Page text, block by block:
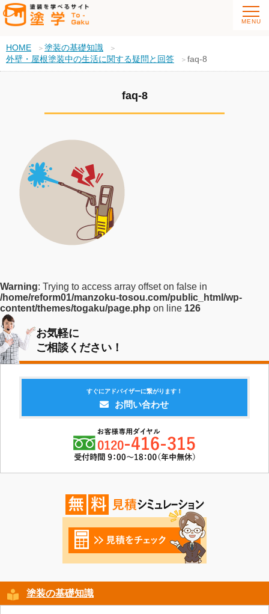
HOME
塗装の基礎知識
外壁・屋根塗装中の生活に関する疑問と回答
faq-8
faq-8
Warning: Trying to access array offset on false in
/home/reform01/manzoku-tosou.com/public_html/wp-
content/themes/togaku/page.php on line 126
お気軽に
ご相談ください！
すぐにアドバイザーに繋がります！
お問い合わせ
塗装の基礎知識